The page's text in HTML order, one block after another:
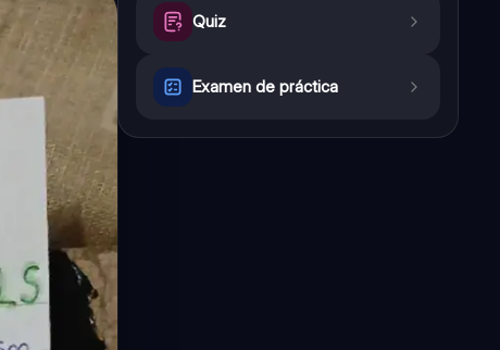
Quiz
Examen de práctica